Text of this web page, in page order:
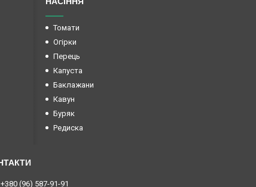
Томати
Огірки
Перець
Капуста
Баклажани
Кавун
Буряк
Редиска
+380 (96) 587-91-91